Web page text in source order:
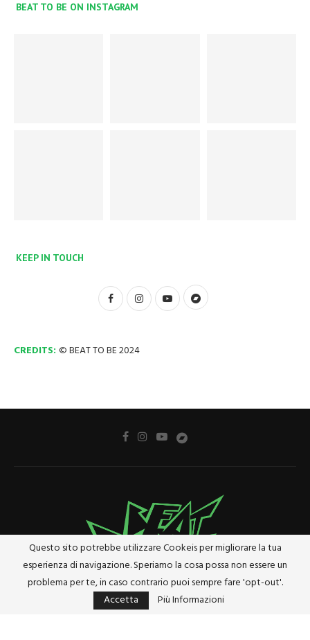
BEAT TO BE ON INSTAGRAM
KEEP IN TOUCH
CREDITS: © BEAT TO BE 2024
Cookie Policy
Questo sito potrebbe utilizzare Cookeis per migliorare la tua
esperienza di navigazione. Speriamo la cosa possa non essere un
problema per te, in caso contrario puoi sempre fare 'opt-out'.
Accetta
Più Informazioni